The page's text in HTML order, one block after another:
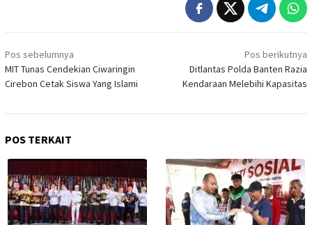
Navigasi
pos
Pos sebelumnya
MIT Tunas Cendekian Ciwaringin
Cirebon Cetak Siswa Yang Islami
Pos berikutnya
Ditlantas Polda Banten Razia
Kendaraan Melebihi Kapasitas
POS TERKAIT